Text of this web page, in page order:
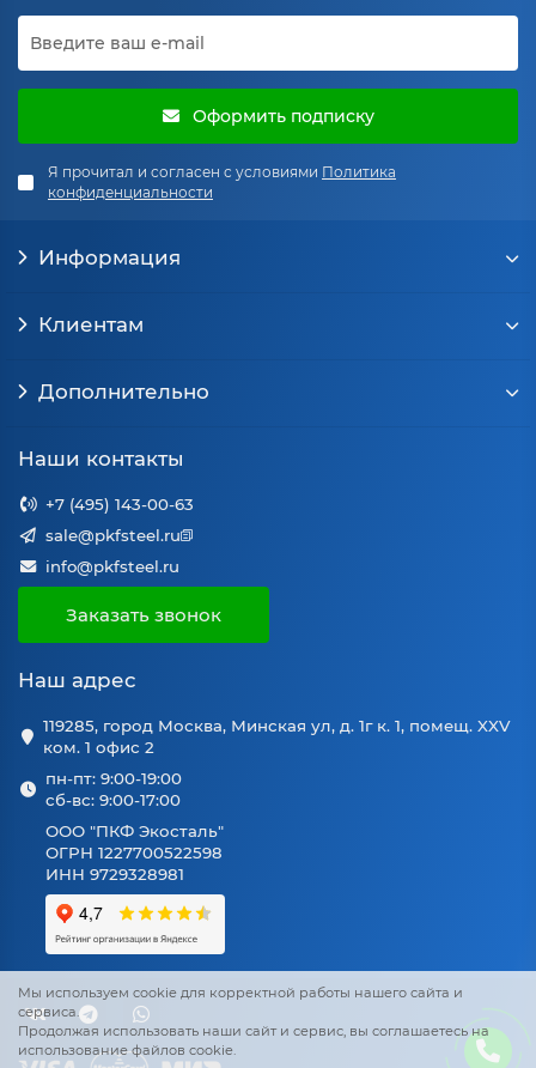
Мы используем cookie для корректной работы нашего сайта и
сервиса.
Продолжая использовать наши сайт и сервис, вы соглашаетесь на
использование файлов cookie.
Оформить подписку
Я прочитал и согласен с условиями Политика
конфиденциальности
Информация
Клиентам
Дополнительно
Наши контакты
+7 (495) 143-00-63
sale@pkfsteel.ru
info@pkfsteel.ru
Заказать звонок
Наш адрес
119285, город Москва, Минская ул, д. 1г к. 1, помещ. XXV
ком. 1 офис 2
пн-пт: 9:00-19:00
сб-вс: 9:00-17:00
ООО "ПКФ Экосталь"
ОГРН 1227700522598
ИНН 9729328981